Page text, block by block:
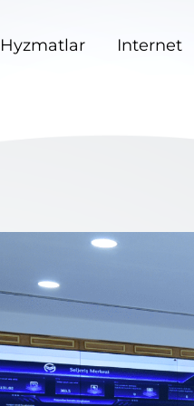
Hyzmatlar Internet